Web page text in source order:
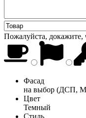
Пожалуйста, докажите,
Фасад
на выбор (ДСП,
Цвет
Темный
Стиль